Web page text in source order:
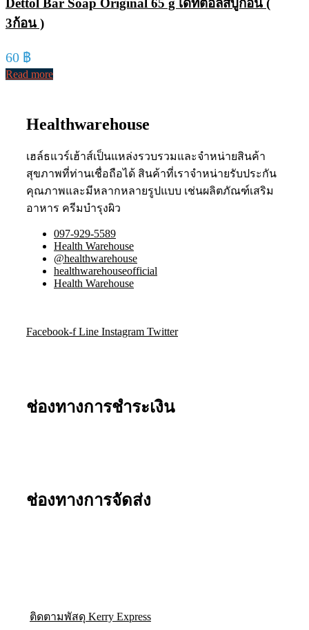
Dettol Bar Soap Original 65 g เดทตอลสบู่ก้อน (
3ก้อน )
60 ฿
Read more
Healthwarehouse
เฮล์ธแวร์เฮ้าส์เป็นแหล่งรวบรวมและจำหน่ายสินค้า
สุขภาพที่ท่านเชื่อถือได้ สินค้าที่เราจำหน่ายรับประกัน
คุณภาพและมีหลากหลายรูปแบบ เช่นผลิตภัณฑ์เสริม
อาหาร ครีมบำรุงผิว
097-929-5589
Health Warehouse
@healthwarehouse
healthwarehouseofficial
Health Warehouse
Facebook-f Line Instagram Twitter
ช่องทางการชำระเงิน
ช่องทางการจัดส่ง
ติดตามพัสดุ Kerry Express